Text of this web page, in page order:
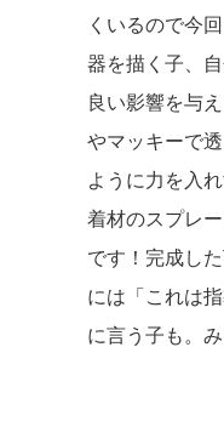
くいるので今
器を描く子、
良い影響を与
やマッキーで
ように力を入
着材のスプレ
です！完成し
には「これは
に言う子も。